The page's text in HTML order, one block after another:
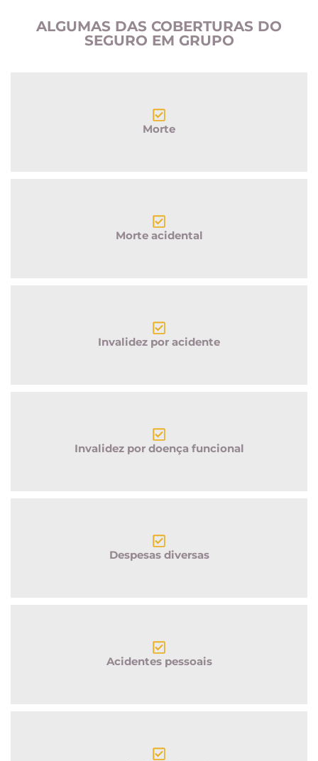
ALGUMAS DAS COBERTURAS DO
SEGURO EM GRUPO
Morte
Morte acidental
Invalidez por acidente
Invalidez por doença funcional
Despesas diversas
Acidentes pessoais